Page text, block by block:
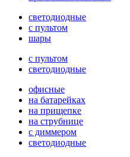
светодиодные
с пультом
шары
с пультом
светодиодные
офисные
на батарейках
на прищепке
на струбнице
с диммером
светодиодные